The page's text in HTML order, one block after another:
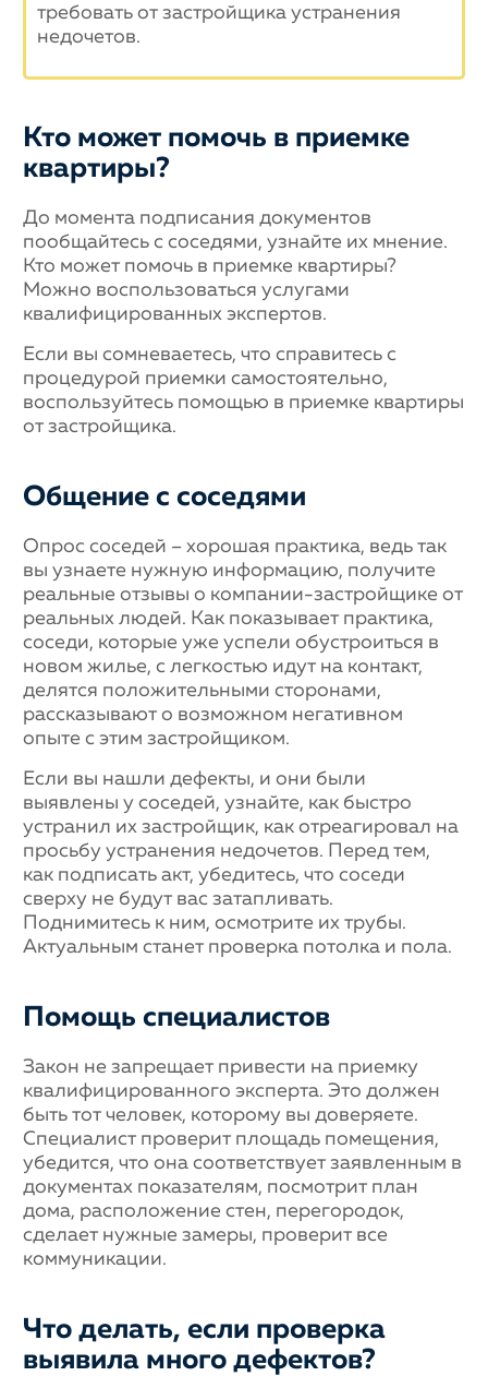
требовать от застройщика устранения
недочетов.
Кто может помочь в приемке
квартиры?
До момента подписания документов
пообщайтесь с соседями, узнайте их мнение.
Кто может помочь в приемке квартиры?
Можно воспользоваться услугами
квалифицированных экспертов.
Если вы сомневаетесь, что справитесь с
процедурой приемки самостоятельно,
воспользуйтесь помощью в приемке квартиры
от застройщика.
Общение с соседями
Опрос соседей – хорошая практика, ведь так
вы узнаете нужную информацию, получите
реальные отзывы о компании-застройщике от
реальных людей. Как показывает практика,
соседи, которые уже успели обустроиться в
новом жилье, с легкостью идут на контакт,
делятся положительными сторонами,
рассказывают о возможном негативном
опыте с этим застройщиком.
Если вы нашли дефекты, и они были
выявлены у соседей, узнайте, как быстро
устранил их застройщик, как отреагировал на
просьбу устранения недочетов. Перед тем,
как подписать акт, убедитесь, что соседи
сверху не будут вас затапливать.
Поднимитесь к ним, осмотрите их трубы.
Актуальным станет проверка потолка и пола.
Помощь специалистов
Закон не запрещает привести на приемку
квалифицированного эксперта. Это должен
быть тот человек, которому вы доверяете.
Специалист проверит площадь помещения,
убедится, что она соответствует заявленным в
документах показателям, посмотрит план
дома, расположение стен, перегородок,
сделает нужные замеры, проверит все
коммуникации.
Что делать, если проверка
выявила много дефектов?